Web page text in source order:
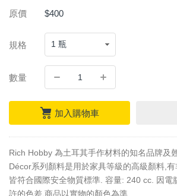
原價 $400
規格
數量
加入購物車
Rich Hobby 為土耳其手作材料的知名品牌及
Décor系列顏料是用於家具等級的高級顏料,有
皆符合國際安全物質標準. 容量: 240 cc. 因電
許的色差,商品以實物的顏色為準